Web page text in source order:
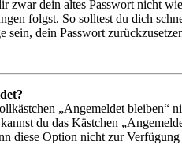
zwar dein altes Passwort nicht
folgst. So solltest du dich
sein, dein Passwort
„Angemeldet bleiben“
du das Kästchen
diese Option nicht zur